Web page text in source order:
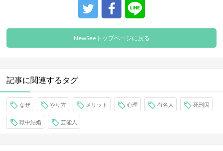
NewSeeトップページに戻る
記事に関連するタグ
なぜ やり方 メリット 心理 有名人 死刑囚
獄中結婚 芸能人